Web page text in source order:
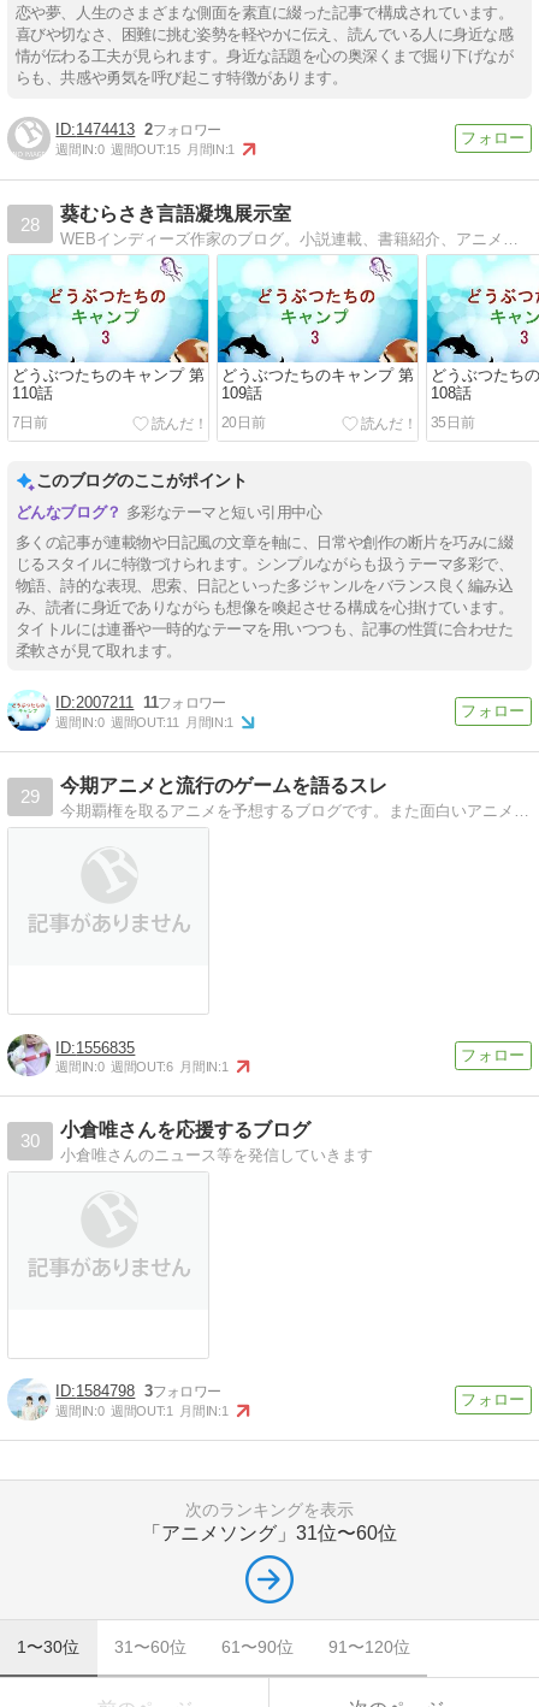
恋や夢、人生のさまざまな側面を素直に綴った記事で構成されています。
喜びや切なさ、困難に挑む姿勢を軽やかに伝え、読んでいる人に身近な感
情が伝わる工夫が見られます。身近な話題を心の奥深くまで掘り下げなが
らも、共感や勇気を呼び起こす特徴があります。
1474413 2
週間IN:0 週間OUT:15 月間IN:1
28
葵むらさき言語凝塊展示室
どうぶつたちのキャンプ 第
110話
7日前
どうぶつたちのキャンプ 第
109話
20日前
どうぶつたち
108話
35日前
このブログのここがポイント
多彩なテーマと短い引用中心
多くの記事が連載物や日記風の文章を軸に、日常や創作の断片を巧みに綴
じるスタイルに特徴づけられます。シンプルながらも扱うテーマ多彩で、
物語、詩的な表現、思索、日記といった多ジャンルをバランス良く編み込
み、読者に身近でありながらも想像を喚起させる構成を心掛けています。
タイトルには連番や一時的なテーマを用いつつも、記事の性質に合わせた
柔軟さが見て取れます。
2007211 11
週間IN:0 週間OUT:11 月間IN:1
29
今期アニメと流行のゲームを語るスレ
今期覇権を取るアニメを予想するブログです。また面白いアニメを同時に探すので見る価値のあるアニメを探してる方も取捨選択するのにお使いください！
1556835
週間IN:0 週間OUT:6 月間IN:1
30
小倉唯さんを応援するブログ
小倉唯さんのニュース等を発信していきます
1584798 3
週間IN:0 週間OUT:1 月間IN:1
次のランキングを表示
「アニメソング」 31位〜60位
1〜30位 31〜60位 61〜90位 91〜120位